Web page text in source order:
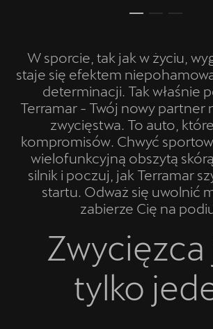
W sporcie, tak jak w życiu,
staje się efektem
determinacji. Tak właśnie
Terramar - Twój nowy partner
zwycięstwa. To auto,
kompromisów. Chwyć
wielofunkcyjną obszytą
silnik i poczuj, jak Terramar
startu. Odważ się uwolnić
zabierze Cię na
Zwycięzca
tylko